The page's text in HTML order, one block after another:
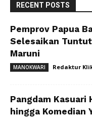
RECENT POSTS
Pemprov Papua
Selesaikan
Maruni
MANOKWARI Redaktur
Pangdam Kasuari
hingga Komedian